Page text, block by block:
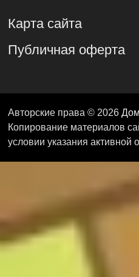
Карта сайта
Публичная оферта
Авторские права © 2026
Копирование материалов
условии указания активной